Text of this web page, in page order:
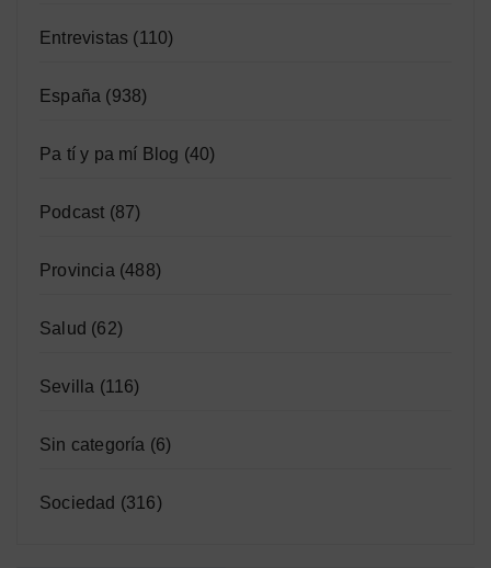
Entrevistas (110)
España (938)
Pa tí y pa mí Blog (40)
Podcast (87)
Provincia (488)
Salud (62)
Sevilla (116)
Sin categoría (6)
Sociedad (316)